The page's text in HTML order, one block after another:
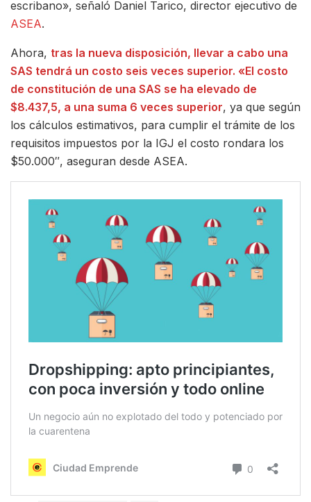
escribano», señaló Daniel Tarico, director ejecutivo de
ASEA.
Ahora, tras la nueva disposición, llevar a cabo una
SAS tendrá un costo seis veces superior. «El costo
de constitución de una SAS se ha elevado de
$8.437,5, a una suma 6 veces superior, ya que según
los cálculos estimativos, para cumplir el trámite de los
requisitos impuestos por la IGJ el costo rondara los
$50.000″, aseguran desde ASEA.